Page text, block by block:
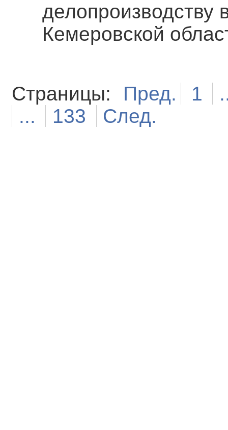
делопроизводству
Кемеровской
Страницы: Пред. 1
...
133 След.